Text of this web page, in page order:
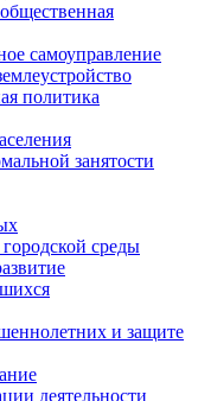
самоуправление
политика
занятости
среды
и защите
деятельности